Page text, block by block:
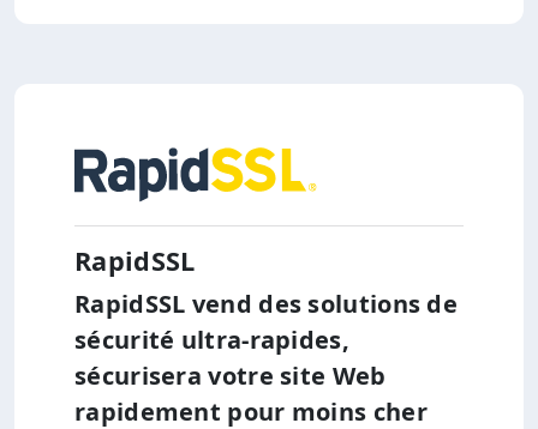
RapidSSL
RapidSSL vend des solutions de
sécurité ultra-rapides,
sécurisera votre site Web
rapidement pour moins cher